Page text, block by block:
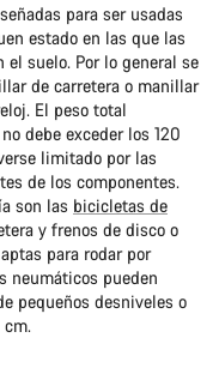
para ser usadas
estado en las que las
suelo. Por lo general se
de carretera o manillar
El peso total
debe exceder los 120
limitado por las
de los componentes.
son las bicicletas de
y frenos de disco o
para rodar por
neumáticos pueden
pequeños desniveles o
cm.